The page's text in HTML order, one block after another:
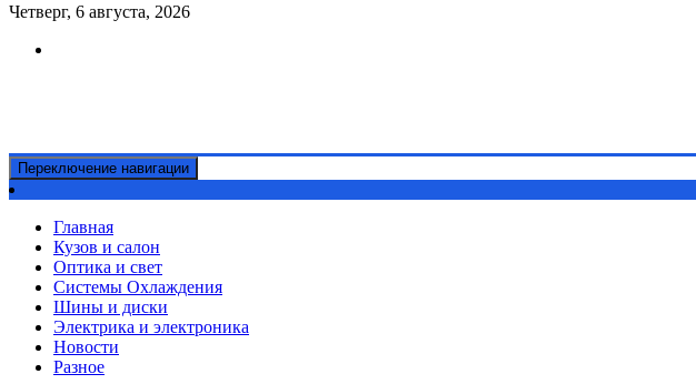
Четверг, 6 августа, 2026
Переключение навигации
Главная
Кузов и салон
Оптика и свет
Системы Охлаждения
Шины и диски
Электрика и электроника
Новости
Разное